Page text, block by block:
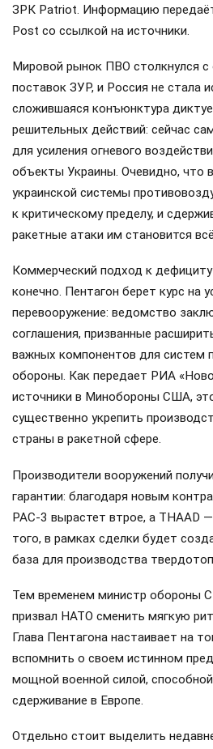
ЗРК Patriot. Информацию
Post со ссылкой на источники.
Мировой рынок ПВО столкнулся
поставок ЗУР, и Россия не стала
сложившаяся конъюнктура
решительных действий: сейчас
для усиления огневого
объекты Украины. Очевидно, что
украинской системы
к критическому пределу, и
ракетные атаки им становится
Коммерческий подход к
конечно. Пентагон берет курс на
перевооружение: ведомство
соглашения, призванные
важных компонентов для систем
обороны. Как передает РИА
источники в Минобороны США,
существенно укрепить
страны в ракетной сфере.
Производители вооружений
гарантии: благодаря новым
PAC-3 вырастет втрое, а THAAD
того, в рамках сделки будет
база для производства
Тем временем министр обороны
призвал НАТО сменить мягкую
Глава Пентагона настаивает на
вспомнить о своем истинном
мощной военной силой,
сдерживание в Европе.
Отдельно стоит выделить